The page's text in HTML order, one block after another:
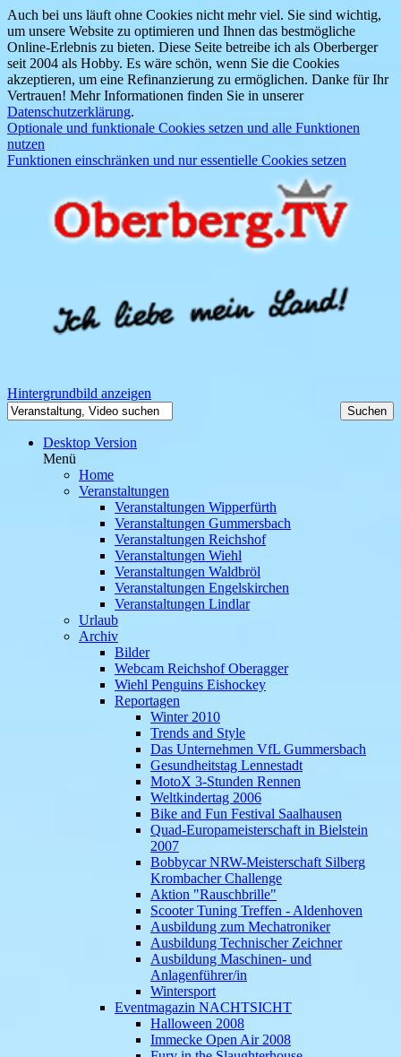
Auch bei uns läuft ohne Cookies nicht mehr viel. Sie sind wichtig,
um unsere Website zu optimieren und Ihnen das bestmögliche
Online-Erlebnis zu bieten. Diese Seite betreibe ich als Oberberger
seit 2004 als Hobby. Es wäre schön, wenn Sie die Cookies
akzeptieren, um eine Refinanzierung zu ermöglichen. Danke für Ihr
Vertrauen! Mehr Informationen finden Sie in unserer
Datenschutzerklärung.
Optionale und funktionale Cookies setzen und alle Funktionen
nutzen
Funktionen einschränken und nur essentielle Cookies setzen
Hintergrundbild anzeigen
Desktop Version
Menü
Home
Veranstaltungen
Veranstaltungen Wipperfürth
Veranstaltungen Gummersbach
Veranstaltungen Reichshof
Veranstaltungen Wiehl
Veranstaltungen Waldbröl
Veranstaltungen Engelskirchen
Veranstaltungen Lindlar
Urlaub
Archiv
Bilder
Webcam Reichshof Oberagger
Wiehl Penguins Eishockey
Reportagen
Winter 2010
Trends and Style
Das Unternehmen VfL Gummersbach
Gesundheitstag Lennestadt
MotoX 3-Stunden Rennen
Weltkindertag 2006
Bike and Fun Festival Saalhausen
Quad-Europameisterschaft in Bielstein
2007
Bobbycar NRW-Meisterschaft Silberg
Krombacher Challenge
Aktion "Rauschbrille"
Scooter Tuning Treffen - Aldenhoven
Ausbildung zum Mechatroniker
Ausbildung Technischer Zeichner
Ausbildung Maschinen- und
Anlagenführer/in
Wintersport
Eventmagazin NACHTSICHT
Halloween 2008
Immecke Open Air 2008